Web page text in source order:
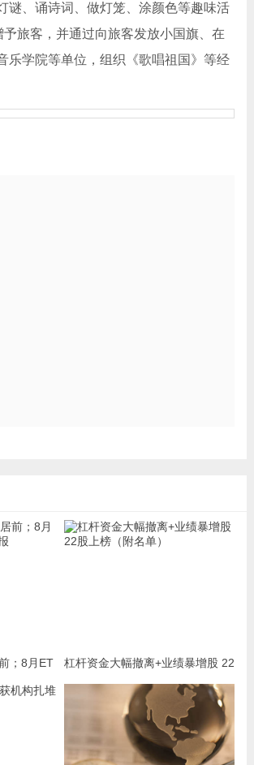
谜、诵诗词、做灯笼、涂颜色等趣味活
旅客，并通过向旅客发放小国旗、在
乐学院等单位，组织《歌唱祖国》等经
；8月ET
杠杆资金大幅撤离+业绩暴增股 22
股上榜（附名单）